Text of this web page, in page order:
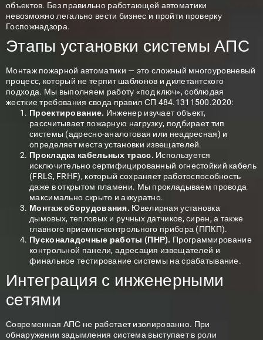
объектов. Без правильно работающей автоматики
невозможно легально вести бизнес и пройти проверку
Госпожнадзора.
Этапы установки системы АПС
Монтаж пожарной автоматики — это сложный многоуровневый
процесс, который не терпит шаблонов и дилетантского
подхода. Мы выполняем работу «под ключ», соблюдая
жесткие требования свода правил СП 484.1311500.2020:
Проектирование. Инженер изучает объект,
рассчитывает пожарную нагрузку, подбирает тип
системы (адресно-аналоговая или неадресная) и
определяет места установки извещателей.
Прокладка кабельных трасс. Используется
исключительно сертифицированный огнестойкий кабель
(FRLS, FRHF), который сохраняет работоспособность
даже в открытом пламени. Мы прокладываем провода
максимально скрыто и аккуратно.
Монтаж оборудования. Ювелирная установка
дымовых, тепловых и ручных датчиков, сирен, а также
главного приемно-контрольного прибора (ППКП).
Пусконаладочные работы (ПНР). Программирование
контрольной панели, адресация извещателей и
финальное тестирование системы на срабатывание.
Интеграция с инженерными
сетями
Современная АПС не работает изолированно. При
обнаружении задымления система выступает в роли